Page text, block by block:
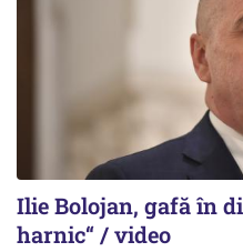
Ilie Bolojan, gafă în
harnic“ / video